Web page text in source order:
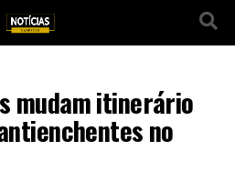
mudam itinerário
no